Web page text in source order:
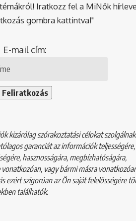
Iratkozz fel a MiNők
gombra kattintva!"
E-mail cím:
kizárólag szórakoztatási célokat
garanciát az információk teljességére,
hasznosságára, megbízhatóságára,
vagy bármi másra
ezért szigorúan az Ön saját felelősségére
találhatók.